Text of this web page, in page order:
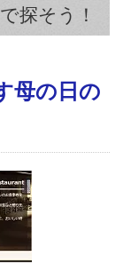
探そう！
母の日の